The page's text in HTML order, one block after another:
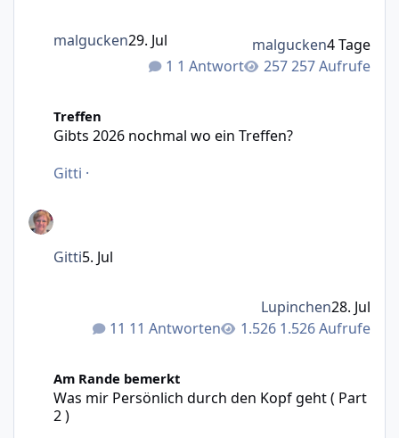
1 Antwort 257 Aufrufe
malgucken29. Jul malgucken4 Tage
Treffen
Gibts 2026 nochmal wo ein Treffen?
Gitti ·
11 Antworten 1.526 Aufrufe
Gitti5. Jul
Lupinchen28. Jul
Am Rande bemerkt
Was mir Persönlich durch den Kopf geht ( Part
2 )